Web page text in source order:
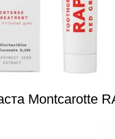
Montcarotte